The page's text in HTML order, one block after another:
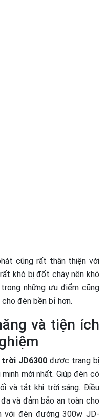
cũng rất thân thiện với
khó bị đốt cháy nên khó
những ưu điểm cũng
đèn bền bỉ hơn.
và tiện ích
JD6300 được trang bị
mới nhất. Giúp đèn có
và tắt khi trời sáng. Điều
và đảm bảo an toàn cho
với đèn đường 300w JD-